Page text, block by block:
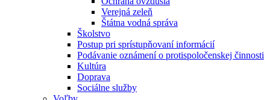
Verejná zeleň
Štátna vodná správa
Školstvo
Postup pri sprístupňovaní informácií
Podávanie oznámení o protispoločenskej činnosti
Kultúra
Doprava
Sociálne služby